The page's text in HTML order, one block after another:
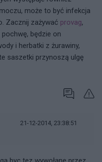
może to być infekcja
Zacznij zażywać provag,
będzie on
i herbatki z żurawiny,
saszetki przynoszą ulgę
21-12-2014, 23:38:51